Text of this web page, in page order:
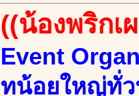
((น้องพริกเ
Event
ทน้อยใหญ่ทั่ว